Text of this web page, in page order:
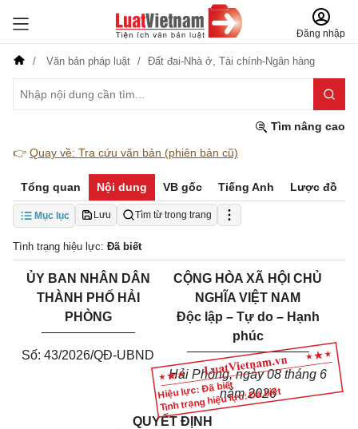
Đăng nhập
Văn bản pháp luật Đất đai-Nhà ở, Tài chính-Ngân hàng
Tìm nâng cao
👉 Quay về: Tra cứu văn bản (phiên bản cũ)
Tổng quan Nội dung VB gốc Tiếng Anh Lược đồ
Mục lục Lưu Tìm từ trong trang
Tình trạng hiệu lực: Đã biết
Hiệu lực: Đã biết
Tình trạng hiệu lực: Đã biết
ỦY BAN NHÂN DÂN
THÀNH PHỐ HẢI
PHÒNG
Số: 43/2026/QĐ-UBND
CỘNG HÒA XÃ HỘI CHỦ
NGHĨA VIỆT NAM
Độc lập – Tự do – Hạnh
phúc
_________________
Hải Phòng, ngày 08 tháng 6
năm 2026
QUYẾT ĐỊNH